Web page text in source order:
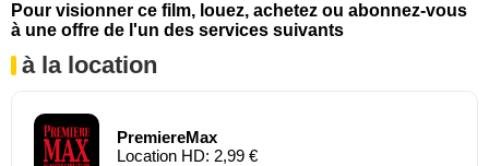
Pour visionner ce film, louez, achetez ou abonnez-vous
à une offre de l'un des services suivants
à la location
PremiereMax
Location HD: 2,99 €